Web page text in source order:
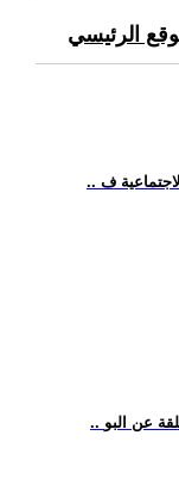
الرئيسي
ف
عن البو